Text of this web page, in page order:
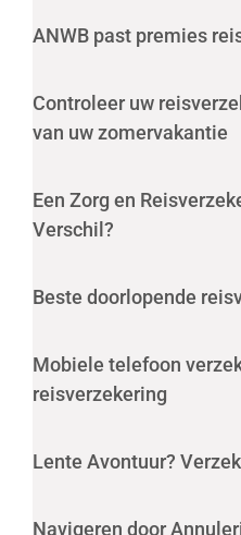
ANWB past premies
Controleer uw
van uw zomervakantie
Een Zorg en
Verschil?
Beste doorlopende
Mobiele telefoon
reisverzekering
Lente Avontuur?
Navigeren door